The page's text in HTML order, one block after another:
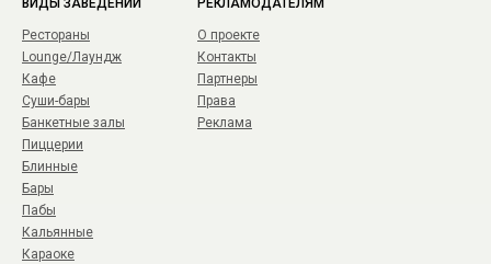
ВИДЫ ЗАВЕДЕНИЙ
Рестораны
Lounge/Лаундж
Кафе
Суши-бары
Банкетные залы
Пиццерии
Блинные
Бары
Пабы
Кальянные
Караоке
РЕКЛАМОДАТЕЛЯМ
О проекте
Контакты
Партнеры
Права
Реклама